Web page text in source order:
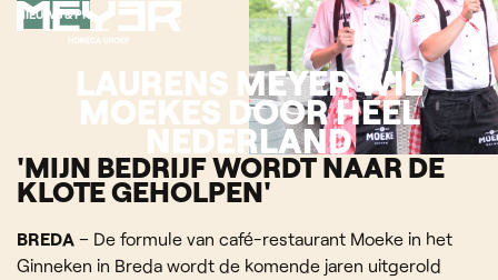
NIEUWS & PR
LAURENS MEYER WIL
MOEKES DOOR HEEL
NEDERLAND
'MIJN BEDRIJF WORDT NAAR DE
KLOTE GEHOLPEN'
BREDA – De formule van café-restaurant Moeke in het
Ginneken in Breda wordt de komende jaren uitgerold